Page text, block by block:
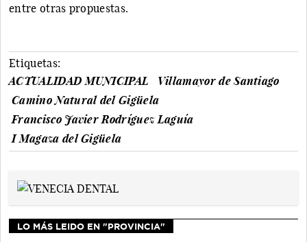
entre otras propuestas.
Etiquetas:
ACTUALIDAD MUNICIPAL
Villamayor de Santiago
Camino Natural del Gigüela
Francisco Javier Rodríguez Laguía
I Magaza del Gigüela
LO MÁS LEIDO EN "PROVINCIA"